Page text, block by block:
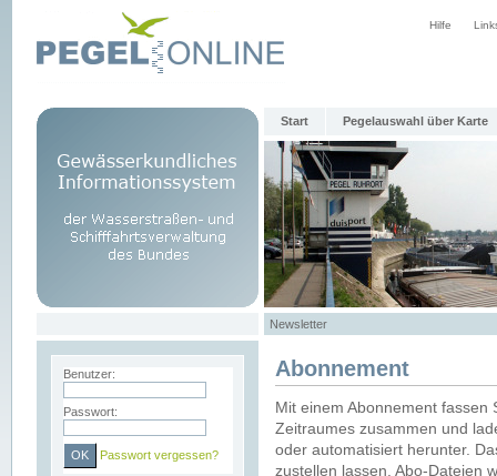
Hilfe
Start Pegelauswahl über Karte
Newsletter
Benutzer:
Passwort:
Passwort vergessen?
Abonnement
Mit einem Abonnement
Zeitraumes zusammen und
oder automatisiert herunter.
zustellen lassen. Abo-Dateien